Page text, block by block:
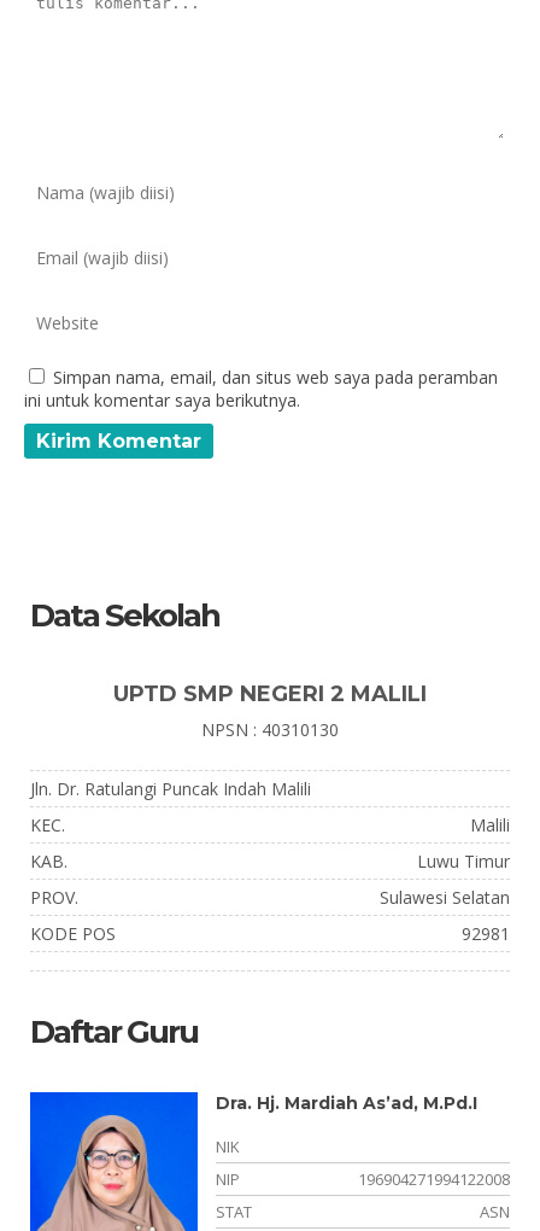
Simpan nama, email, dan situs web saya pada peramban
ini untuk komentar saya berikutnya.
Data Sekolah
UPTD SMP NEGERI 2 MALILI
NPSN : 40310130
Jln. Dr. Ratulangi Puncak Indah Malili
KEC.
Malili
KAB.
Luwu Timur
PROV.
Sulawesi Selatan
KODE POS
92981
Daftar Guru
Dra. Hj. Mardiah As’ad, M.Pd.I
NIK
NIP
196904271994122008
STAT
ASN